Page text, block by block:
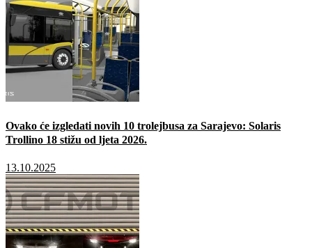
Ovako će izgledati novih 10 trolejbusa za Sarajevo: Solaris
Trollino 18 stižu od ljeta 2026.
13.10.2025